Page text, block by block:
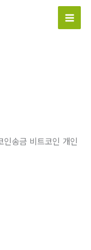
Main
송금 비트코인 개인